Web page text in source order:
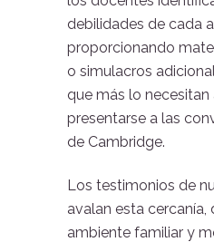
debilidades de cada
proporcionando
o simulacros
que más lo necesitan
presentarse a las
de Cambridge.
Los testimonios de
avalan esta
ambiente familiar y